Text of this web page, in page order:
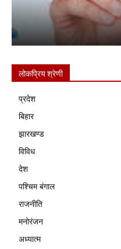
लोकप्रिय श्रेणी
प्रदेश
बिहार
झारखण्ड
विविध
देश
पश्चिम बंगाल
राजनीति
मनोरंजन
अध्यात्म